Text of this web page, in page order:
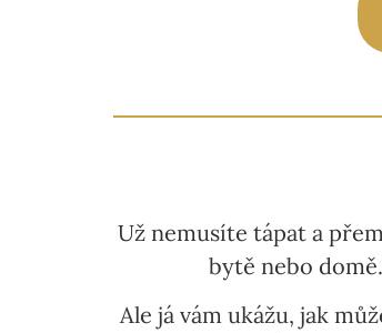
Už nemusíte tápat a
bytě nebo
Ale já vám ukážu, jak